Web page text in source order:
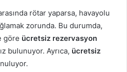
rötar yaparsa, havayolu
zorunda. Bu durumda,
göre ücretsiz rezervasyon
bulunuyor. Ayrıca, ücretsiz